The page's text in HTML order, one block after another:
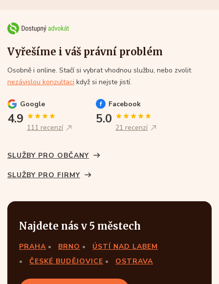
Vyřešíme i váš právní problém
Osobně i online. Stačí si vybrat vhodnou službu, nebo zvolit
nezávislou konzultaci když si nejste jistí.
Google
4.9
111 recenzí
Facebook
5.0
21 recenzí
SLUŽBY PRO OBČANY
SLUŽBY PRO FIRMY
Najdete nás v 5 městech
PRAHA BRNO
ÚSTÍ NAD LABEM
ČESKÉ BUDĚJOVICE
OSTRAVA